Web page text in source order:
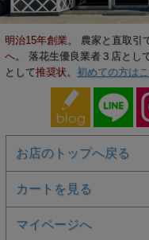
明治15年創業。 農家と直取引
へ。
落花生優良業者３店とし
として推奨状。 初めての方はこ
お店のトップへ戻る
カートを見る
マイページへ